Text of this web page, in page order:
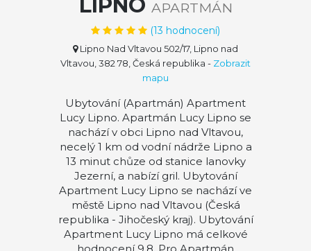
LIPNO APARTMÁN
(13 hodnocení)
Lipno Nad Vltavou 502/17, Lipno nad
Vltavou, 382 78, Česká republika - Zobrazit
mapu
Ubytování (Apartmán) Apartment
Lucy Lipno. Apartmán Lucy Lipno se
nachází v obci Lipno nad Vltavou,
necelý 1 km od vodní nádrže Lipno a
13 minut chůze od stanice lanovky
Jezerní, a nabízí gril. Ubytování
Apartment Lucy Lipno se nachází ve
městě Lipno nad Vltavou (Česká
republika - Jihočeský kraj). Ubytování
Apartment Lucy Lipno má celkové